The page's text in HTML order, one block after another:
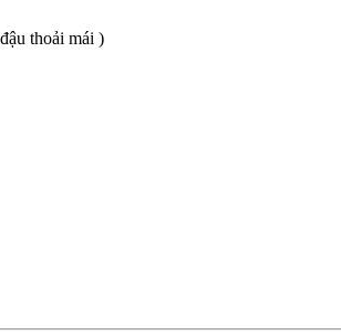
thoải mái )